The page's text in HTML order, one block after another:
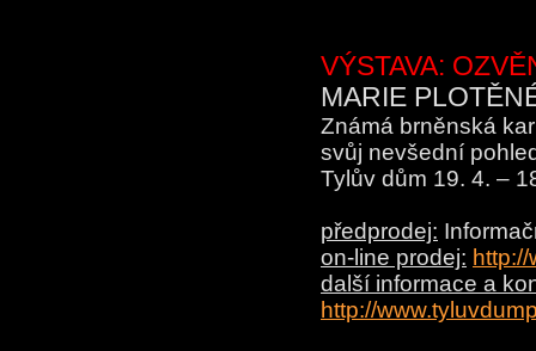
VÝSTAVA:
MARIE
Známá brněnská
svůj nevšední
Tylův dům 19. 4. –
předprodej:
on-line prodej:
další informace a
http://